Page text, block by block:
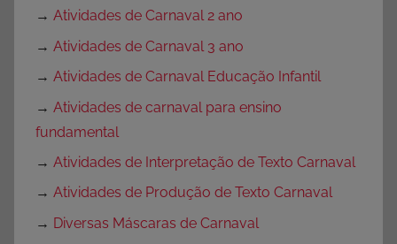
→ Atividades de Carnaval 2 ano
→ Atividades de Carnaval 3 ano
→ Atividades de Carnaval Educação Infantil
→ Atividades de carnaval para ensino
fundamental
→ Atividades de Interpretação de Texto Carnaval
→ Atividades de Produção de Texto Carnaval
→ Diversas Máscaras de Carnaval